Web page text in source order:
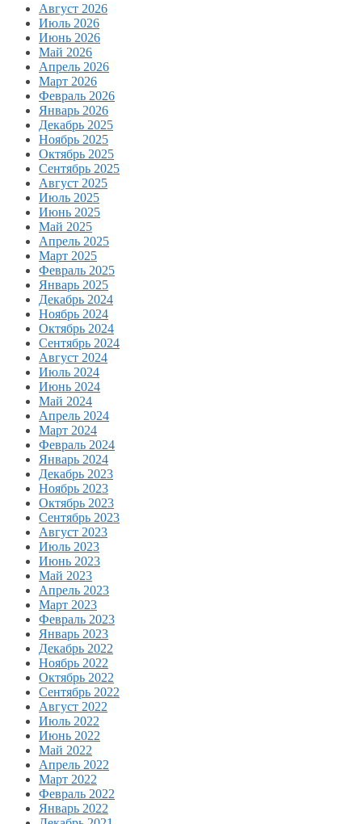
Август 2026
Июль 2026
Июнь 2026
Май 2026
Апрель 2026
Март 2026
Февраль 2026
Январь 2026
Декабрь 2025
Ноябрь 2025
Октябрь 2025
Сентябрь 2025
Август 2025
Июль 2025
Июнь 2025
Май 2025
Апрель 2025
Март 2025
Февраль 2025
Январь 2025
Декабрь 2024
Ноябрь 2024
Октябрь 2024
Сентябрь 2024
Август 2024
Июль 2024
Июнь 2024
Май 2024
Апрель 2024
Март 2024
Февраль 2024
Январь 2024
Декабрь 2023
Ноябрь 2023
Октябрь 2023
Сентябрь 2023
Август 2023
Июль 2023
Июнь 2023
Май 2023
Апрель 2023
Март 2023
Февраль 2023
Январь 2023
Декабрь 2022
Ноябрь 2022
Октябрь 2022
Сентябрь 2022
Август 2022
Июль 2022
Июнь 2022
Май 2022
Апрель 2022
Март 2022
Февраль 2022
Январь 2022